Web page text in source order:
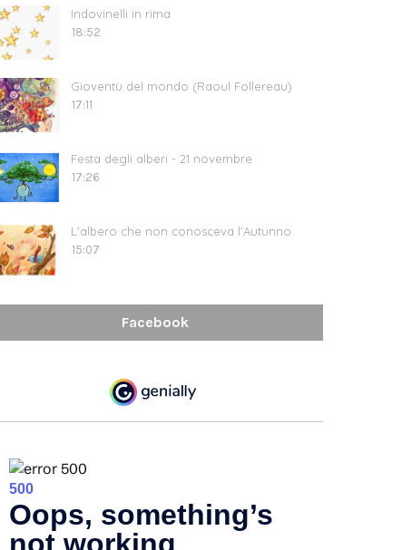
Indovinelli in rima
18:52
Gioventù del mondo (Raoul Follereau)
17:11
Festa degli alberi - 21 novembre
17:26
L'albero che non conosceva l'Autunno
15:07
Facebook